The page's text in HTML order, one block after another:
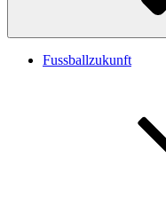
Fussballzukunft